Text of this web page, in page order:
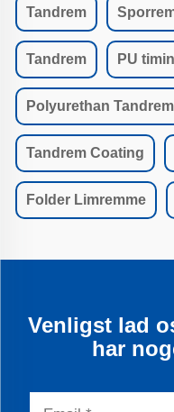
Tandrem
Tandrem PU
Polyurethan
Tandrem Coating
Folder Limremme
Venligst lad
har